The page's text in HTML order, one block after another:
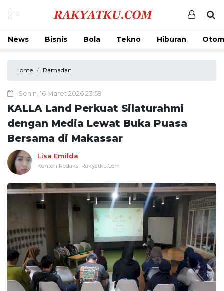
News Bisnis Bola Tekno Hiburan
Home Ramadan
Senin, 16 Maret 2026 23:59
KALLA Land Perkuat Silaturahmi
dengan Media Lewat Buka Puasa
Bersama di Makassar
Lisa Emilda
Konten Redaksi Rakyatku.Com